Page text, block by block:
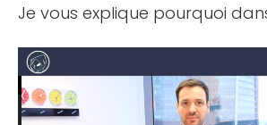
Je vous explique pourquoi